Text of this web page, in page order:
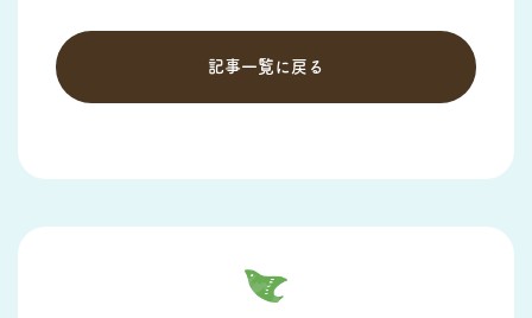
記事一覧に戻る